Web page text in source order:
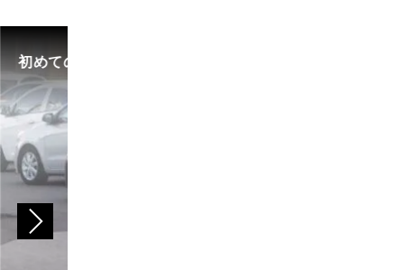
初めての中古車選び、購入時の流れや必要な書類などに